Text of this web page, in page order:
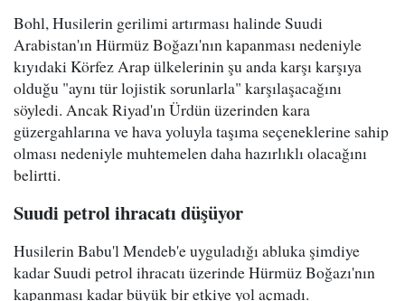
Bohl, Husilerin gerilimi artırması halinde Suudi
Arabistan'ın Hürmüz Boğazı'nın kapanması nedeniyle
kıyıdaki Körfez Arap ülkelerinin şu anda karşı karşıya
olduğu "aynı tür lojistik sorunlarla" karşılaşacağını
söyledi. Ancak Riyad'ın Ürdün üzerinden kara
güzergahlarına ve hava yoluyla taşıma seçeneklerine sahip
olması nedeniyle muhtemelen daha hazırlıklı olacağını
belirtti.
Suudi petrol ihracatı düşüyor
Husilerin Babu'l Mendeb'e uyguladığı abluka şimdiye
kadar Suudi petrol ihracatı üzerinde Hürmüz Boğazı'nın
kapanması kadar büyük bir etkiye yol açmadı.